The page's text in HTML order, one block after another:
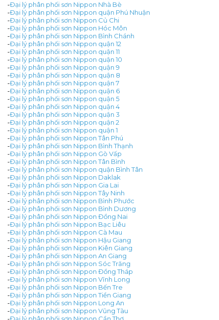
-Đại lý phân phối sơn Nippon Nhà Bè
-Đại lý phân phối sơn Nippon quận Phú Nhuận
-Đại lý phân phối sơn Nippon Củ Chi
-Đại lý phân phối sơn Nippon Hóc Môn
-Đại lý phân phối sơn Nippon Bình Chánh
-Đại lý phân phối sơn Nippon quận 12
-Đại lý phân phối sơn Nippon quận 11
-Đại lý phân phối sơn Nippon quận 10
-Đại lý phân phối sơn Nippon quận 9
-Đại lý phân phối sơn Nippon quận 8
-Đại lý phân phối sơn Nippon quận 7
-Đại lý phân phối sơn Nippon quận 6
-Đại lý phân phối sơn Nippon quận 5
-Đại lý phân phối sơn Nippon quận 4
-Đại lý phân phối sơn Nippon quận 3
-Đại lý phân phối sơn Nippon quận 2
-Đại lý phân phối sơn Nippon quận 1
-Đại lý phân phối sơn Nippon Tân Phú
-Đại lý phân phối sơn Nippon Bình Thạnh
-Đại lý phân phối sơn Nippon Gò Vấp
-Đại lý phân phối sơn Nippon Tân Bình
-Đại lý phân phối sơn Nippon quận Bình Tân
-Đại lý phân phối sơn Nippon Daklak
-Đại lý phân phối sơn Nippon Gia Lai
-Đại lý phân phối sơn Nippon Tây Ninh
-Đại lý phân phối sơn Nippon Bình Phước
-Đại lý phân phối sơn Nippon Bình Dương
-Đại lý phân phối sơn Nippon Đồng Nai
-Đại lý phân phối sơn Nippon Bạc Liêu
-Đại lý phân phối sơn Nippon Cà Mau
-Đại lý phân phối sơn Nippon Hậu Giang
-Đại lý phân phối sơn Nippon Kiên Giang
-Đại lý phân phối sơn Nippon An Giang
-Đại lý phân phối sơn Nippon Sóc Trăng
-Đại lý phân phối sơn Nippon Đồng Tháp
-Đại lý phân phối sơn Nippon Vĩnh Long
-Đại lý phân phối sơn Nippon Bến Tre
-Đại lý phân phối sơn Nippon Tiền Giang
-Đại lý phân phối sơn Nippon Long An
-Đại lý phân phối sơn Nippon Vũng Tàu